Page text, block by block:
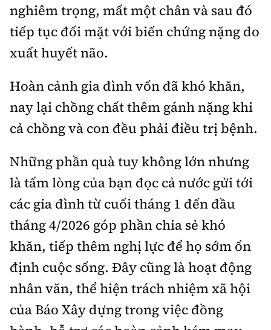
nghiêm trọng, mất một chân và sau đó
tiếp tục đối mặt với biến chứng nặng do
xuất huyết não.
Hoàn cảnh gia đình vốn đã khó khăn,
nay lại chồng chất thêm gánh nặng khi
cả chồng và con đều phải điều trị bệnh.
Những phần quà tuy không lớn nhưng
là tấm lòng của bạn đọc cả nước gửi tới
các gia đình từ cuối tháng 1 đến đầu
tháng 4/2026 góp phần chia sẻ khó
khăn, tiếp thêm nghị lực để họ sớm ổn
định cuộc sống. Đây cũng là hoạt động
nhân văn, thể hiện trách nhiệm xã hội
của Báo Xây dựng trong việc đồng